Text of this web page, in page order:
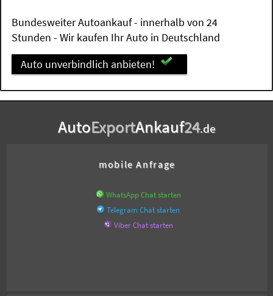
Bundesweiter Autoankauf - innerhalb von 24
Stunden - Wir kaufen Ihr Auto in Deutschland
Auto unverbindlich anbieten!
AutoExportAnkauf24.de
mobile Anfrage
WhatsApp Chat starten
Telegram Chat starten
Viber Chat starten